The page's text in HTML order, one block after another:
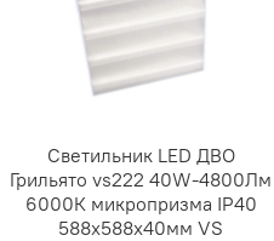
Светильник LED ДВО
Грильято vs222 40W-4800Лм
6000К микропризма IP40
588х588х40мм VS